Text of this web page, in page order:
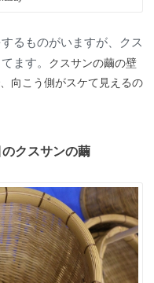
るものがいますが、クス
ます。 クスサンの繭の壁
向こう側がスケて見えるの
クスサンの繭